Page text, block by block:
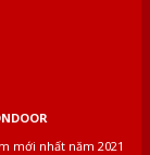
mới nhất năm 2021